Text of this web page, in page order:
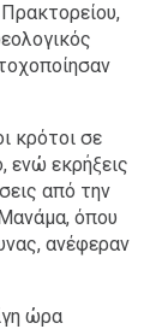
κρότοι σε
ενώ εκρήξεις
από την
όπου
ανέφεραν
ώρα